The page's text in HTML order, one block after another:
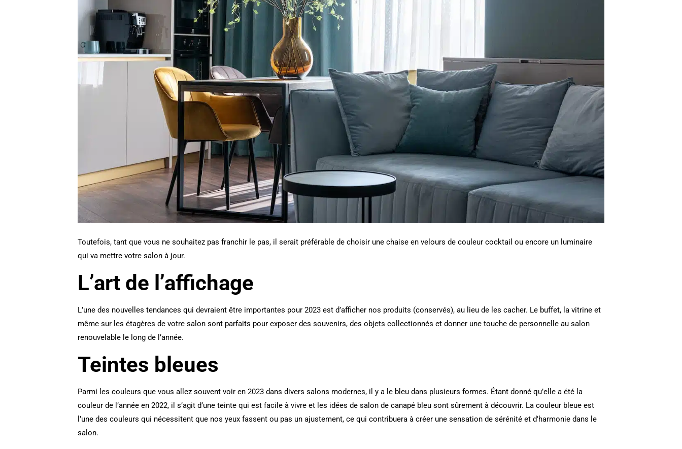
Toutefois, tant que vous ne souhaitez pas franchir le pas, il serait préférable de choisir une chaise en velours de couleur cocktail ou encore un luminaire
qui va mettre votre salon à jour.
L’art de l’affichage
L’une des nouvelles tendances qui devraient être importantes pour 2023 est d’afficher nos produits (conservés), au lieu de les cacher. Le buffet, la vitrine et
même sur les étagères de votre salon sont parfaits pour exposer des souvenirs, des objets collectionnés et donner une touche de personnelle au salon
renouvelable le long de l’année.
Teintes bleues
Parmi les couleurs que vous allez souvent voir en 2023 dans divers salons modernes, il y a le bleu dans plusieurs formes. Étant donné qu’elle a été la
couleur de l’année en 2022, il s’agit d’une teinte qui est facile à vivre et les idées de salon de canapé bleu sont sûrement à découvrir. La couleur bleue est
l’une des couleurs qui nécessitent que nos yeux fassent ou pas un ajustement, ce qui contribuera à créer une sensation de sérénité et d’harmonie dans le
salon.